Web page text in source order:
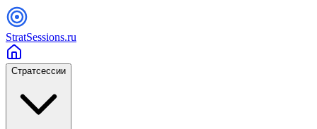
StratSessions.ru
Стратсессии